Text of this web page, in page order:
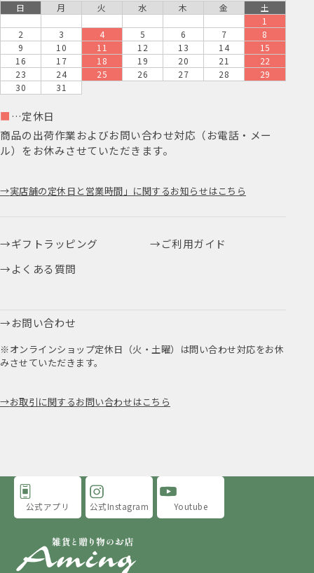
日 月 火 水 木 金
土
1
2
3 4 5 6 7
8
9
10 11 12 13 14
15
16
17 18 19 20 21
22
23
24 25 26 27 28
29
30
31
■ …定休日
商品の出荷作業およびお問い合わせ対応（お電話・メー
ル）をお休みさせていただきます。
実店舗の定休日と営業時間」に関するお知らせはこちら
ギフトラッピング
ご利用ガイド
よくある質問
お問い合わせ
※オンラインショップ定休日（火・土曜）は問い合わせ対応をお休
みさせていただきます。
お取引に関するお問い合わせはこちら
公式アプリ 公式Instagram Youtube